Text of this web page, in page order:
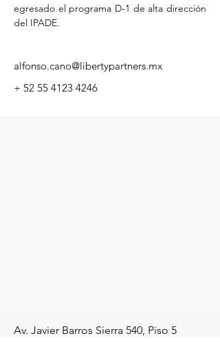
egresado el programa D-1 de alta dirección
del IPADE.
alfonso.cano@libertypartners.mx
+ 52 55 4123 4246
Av. Javier Barros Sierra 540, Piso 5